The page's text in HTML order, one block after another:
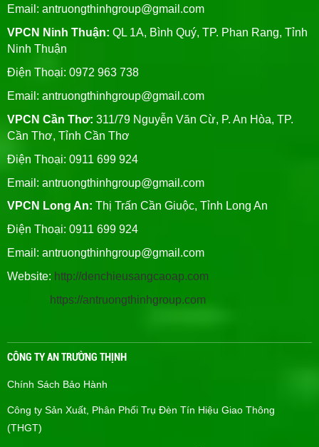
Email: antruongthinhgroup@gmail.com
VPCN Ninh Thuận: QL 1A, Bình Quý, TP. Phan Rang, Tỉnh
Ninh Thuận
Điện Thoại: 0972 963 738
Email: antruongthinhgroup@gmail.com
VPCN Cần Thơ: 311/79 Nguyễn Văn Cừ, P. An Hòa, TP.
Cần Thơ, Tỉnh Cần Thơ
Điện Thoại: 0911 699 924
Email: antruongthinhgroup@gmail.com
VPCN Long An: Thị Trấn Cần Giuộc, Tỉnh Long An
Điện Thoại: 0911 699 924
Email: antruongthinhgroup@gmail.com
Website: http://denchieusangcaoap.com
https://antruongthinhgroup.com
CÔNG TY AN TRƯỜNG THỊNH
Chính Sách Bảo Hành
Công ty Sản Xuất, Phân Phối Trụ Đèn Tín Hiệu Giao Thông
(THGT)